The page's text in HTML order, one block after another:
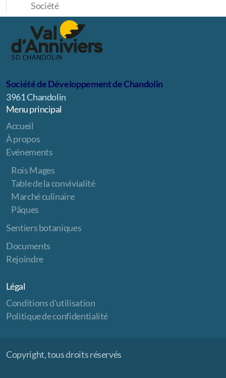
Société
Société de Développement de Chandolin
3961 Chandolin
Menu principal
Accueil
À propos
Evénements
Rois Mages
Table de la convivialité
Marché culinaire
Pâques
Sentiers botaniques
Documents
Rejoindre
Légal
Conditions d'utilisation
Politique de confidentialité
Copyright, tous droits réservés